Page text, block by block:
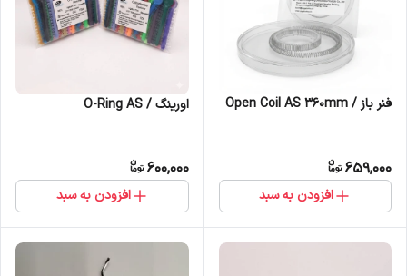
فنر باز / Open Coil AS 360mm
659,000
افزودن به سبد
اورینگ / O-Ring AS
600,000
افزودن به سبد